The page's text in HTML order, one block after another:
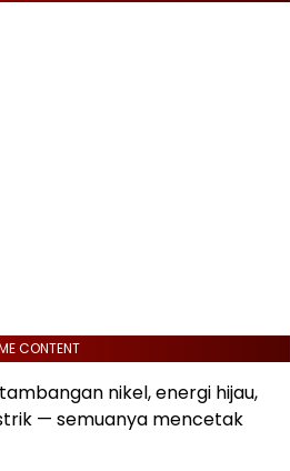
CONTENT
nikel, energi hijau,
— semuanya mencetak